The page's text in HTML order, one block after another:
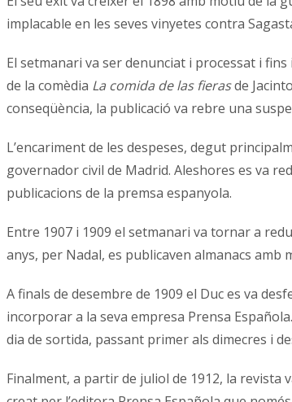
implacable en les seves vinyetes contra
El setmanari va ser denunciat i processat i
de la comèdia La comida de las fierasde
conseqüència, la publicació va rebre una
L’encariment de les despeses, degut
governador civil de Madrid. Aleshores es va
publicacions de la premsa espanyola.
Entre 1907 i 1909 el setmanari va tornar a
anys, per Nadal, es publicaven almanacs
A finals de desembre de 1909 el Duc es va
incorporar a la seva empresa Prensa Española.
dia de sortida, passant primer als dimecres i
Finalment, a partir de juliol de 1912, la revista